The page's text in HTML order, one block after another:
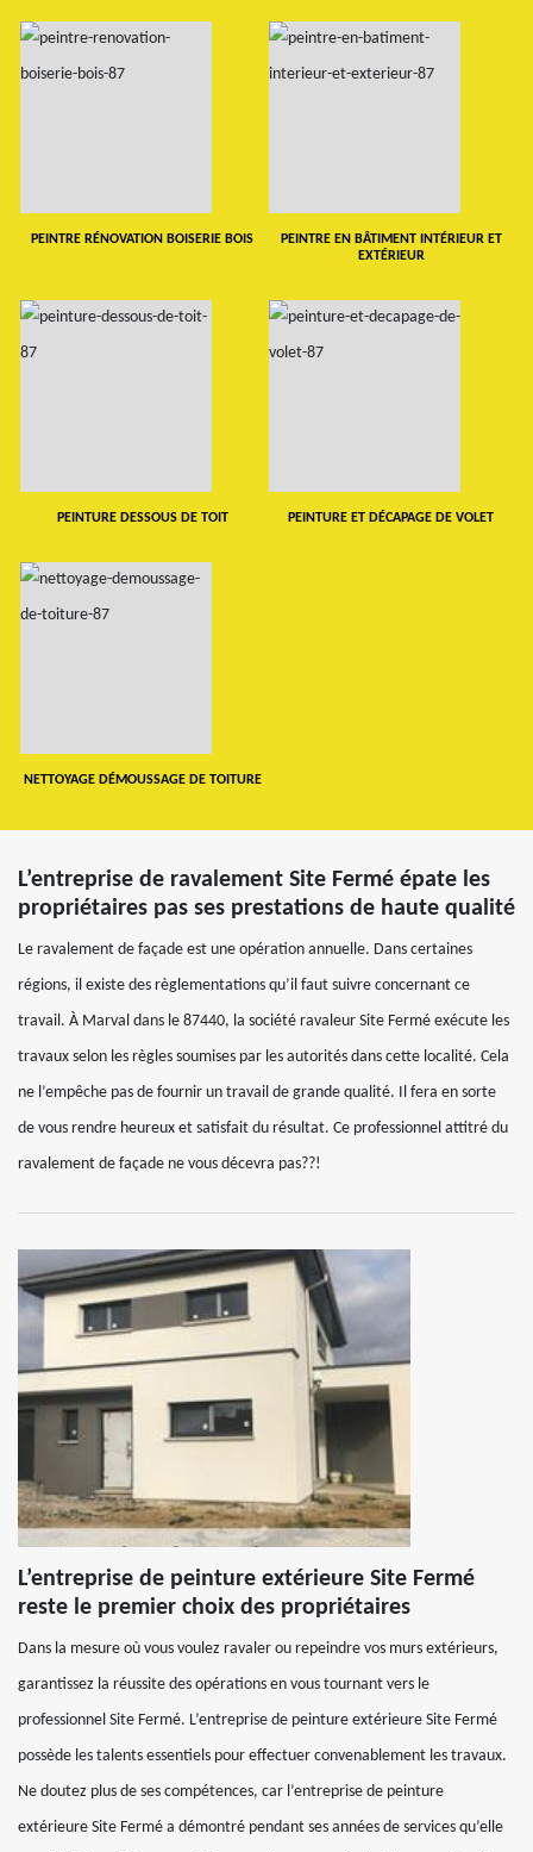
PEINTRE RÉNOVATION BOISERIE BOIS
PEINTRE EN BÂTIMENT INTÉRIEUR ET
EXTÉRIEUR
PEINTURE DESSOUS DE TOIT PEINTURE ET DÉCAPAGE DE VOLET
NETTOYAGE DÉMOUSSAGE DE TOITURE
L’entreprise de ravalement Site Fermé épate les
propriétaires pas ses prestations de haute qualité
Le ravalement de façade est une opération annuelle. Dans certaines
régions, il existe des règlementations qu’il faut suivre concernant ce
travail. À Marval dans le 87440, la société ravaleur Site Fermé exécute les
travaux selon les règles soumises par les autorités dans cette localité. Cela
ne l’empêche pas de fournir un travail de grande qualité. Il fera en sorte
de vous rendre heureux et satisfait du résultat. Ce professionnel attitré du
ravalement de façade ne vous décevra pas??!
L’entreprise de peinture extérieure Site Fermé
reste le premier choix des propriétaires
Dans la mesure où vous voulez ravaler ou repeindre vos murs extérieurs,
garantissez la réussite des opérations en vous tournant vers le
professionnel Site Fermé. L’entreprise de peinture extérieure Site Fermé
possède les talents essentiels pour effectuer convenablement les travaux.
Ne doutez plus de ses compétences, car l’entreprise de peinture
extérieure Site Fermé a démontré pendant ses années de services qu’elle